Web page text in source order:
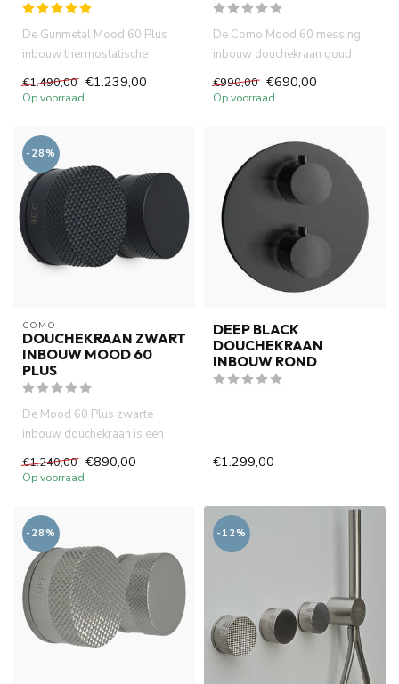
De Gunmetal Mood 60 Plus
inbouw thermostatische
handdouche...
€1.490,00 €1.239,00
Op voorraad
De Como Mood 60 messing
inbouw douchekraan goud
...
€990,00 €690,00
Op voorraad
-28%
COMO
DOUCHEKRAAN ZWART
INBOUW MOOD 60
PLUS
De Mood 60 Plus zwarte
inbouw douchekraan is een
thermostaatkraan...
€1.240,00 €890,00
Op voorraad
DEEP BLACK
DOUCHEKRAAN
INBOUW ROND
€1.299,00
-28% -12%